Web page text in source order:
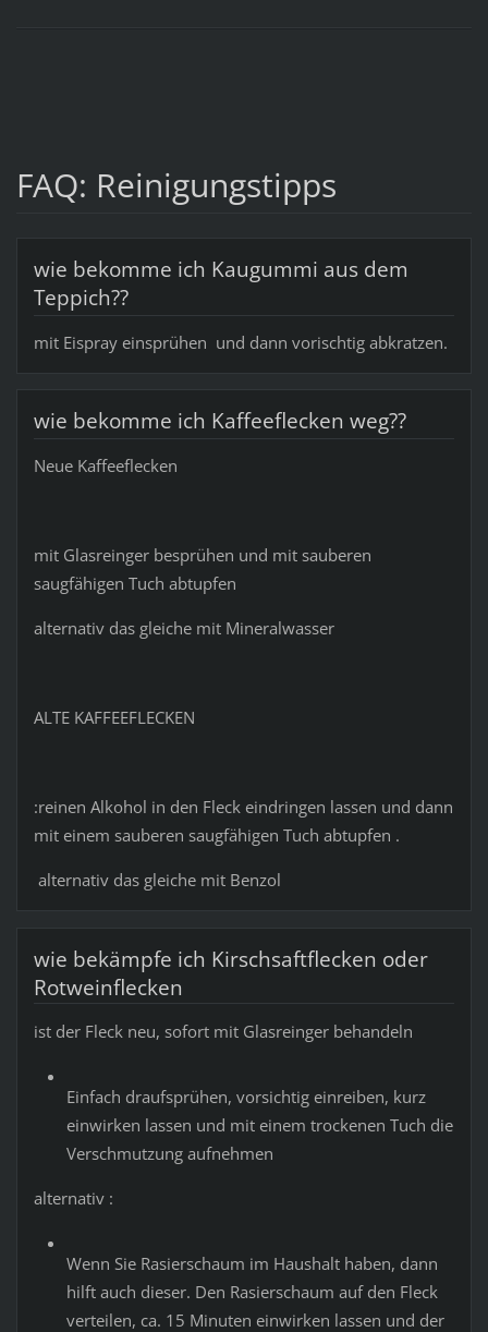
FAQ: Reinigungstipps
wie bekomme ich Kaugummi aus dem
Teppich??
mit Eispray einsprühen und dann vorischtig abkratzen.
wie bekomme ich Kaffeeflecken weg??
Neue Kaffeeflecken
mit Glasreinger besprühen und mit sauberen
saugfähigen Tuch abtupfen
alternativ das gleiche mit Mineralwasser
ALTE KAFFEEFLECKEN
:reinen Alkohol in den Fleck eindringen lassen und dann
mit einem sauberen saugfähigen Tuch abtupfen .
alternativ das gleiche mit Benzol
wie bekämpfe ich Kirschsaftflecken oder
Rotweinflecken
ist der Fleck neu, sofort mit Glasreinger behandeln
Einfach draufsprühen, vorsichtig einreiben, kurz
einwirken lassen und mit einem trockenen Tuch die
Verschmutzung aufnehmen
alternativ :
Wenn Sie Rasierschaum im Haushalt haben, dann
hilft auch dieser. Den Rasierschaum auf den Fleck
verteilen, ca. 15 Minuten einwirken lassen und der